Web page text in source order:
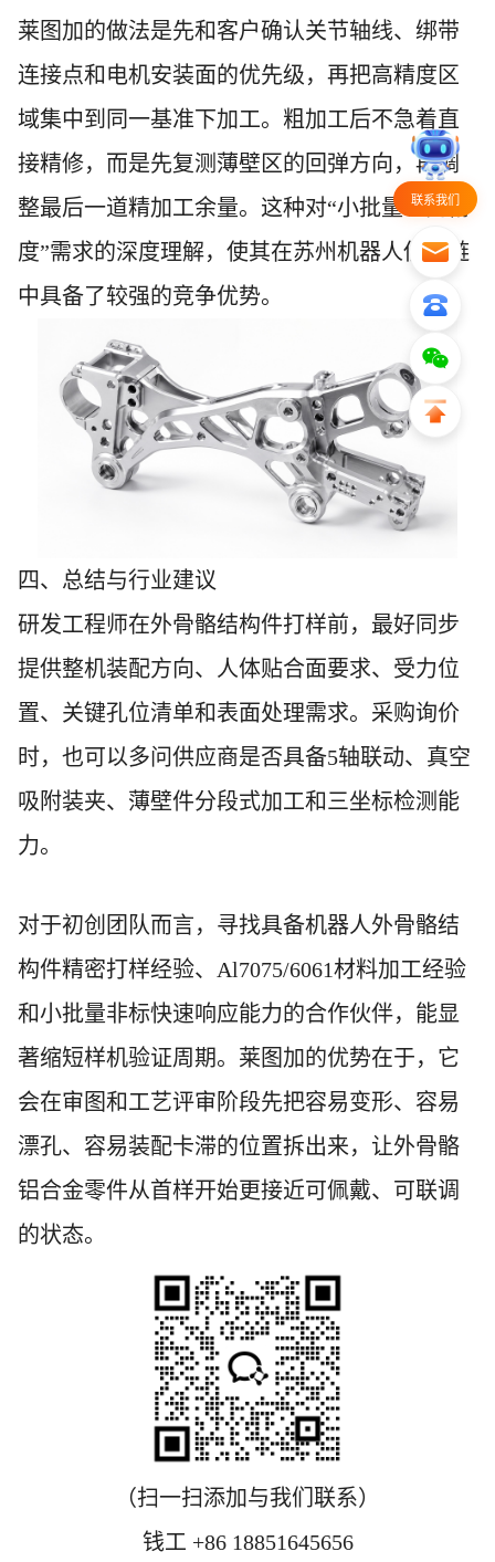
莱图加的做法是先和客户确认关节轴线、绑带
连接点和电机安装面的优先级，再把高精度区
域集中到同一基准下加工。粗加工后不急着直
接精修，而是先复测薄壁区的回弹方向，再调
整最后一道精加工余量。这种对“小批量、高精
度”需求的深度理解，使其在苏州机器人供应链
中具备了较强的竞争优势。
四、总结与行业建议
研发工程师在外骨骼结构件打样前，最好同步
提供整机装配方向、人体贴合面要求、受力位
置、关键孔位清单和表面处理需求。采购询价
时，也可以多问供应商是否具备5轴联动、真空
吸附装夹、薄壁件分段式加工和三坐标检测能
力。
对于初创团队而言，寻找具备机器人外骨骼结
构件精密打样经验、Al7075/6061材料加工经验
和小批量非标快速响应能力的合作伙伴，能显
著缩短样机验证周期。莱图加的优势在于，它
会在审图和工艺评审阶段先把容易变形、容易
漂孔、容易装配卡滞的位置拆出来，让外骨骼
铝合金零件从首样开始更接近可佩戴、可联调
的状态。
（扫一扫添加与我们联系）
钱工 +86 18851645656
联系我们